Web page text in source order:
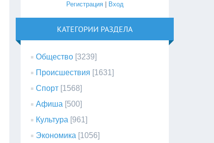
Регистрация| Вход
КАТЕГОРИИ РАЗДЕЛА
Общество [3239]
Происшествия [1631]
Спорт [1568]
Афиша [500]
Культура [961]
Экономика [1056]